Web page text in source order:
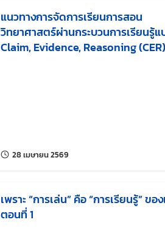
แนวทางการจัดการเรียนการสอน
วิทยาศาสตร์ผ่านกระบวนการเรียนรู้
Claim, Evidence, Reasoning (CER)
28 เมษายน 2569
เพราะ “การเล่น” คือ “การเรียนรู้” ขอ
ตอนที่ 1